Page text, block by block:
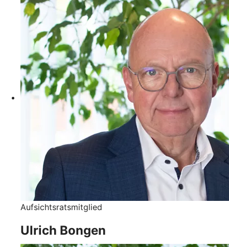
Aufsichtsratsmitglied
Ulrich Bongen